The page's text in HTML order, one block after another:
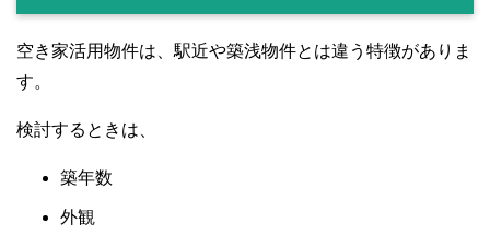
空き家活用物件は、駅近や築浅物件とは違う特徴がありま
す。
検討するときは、
築年数
外観